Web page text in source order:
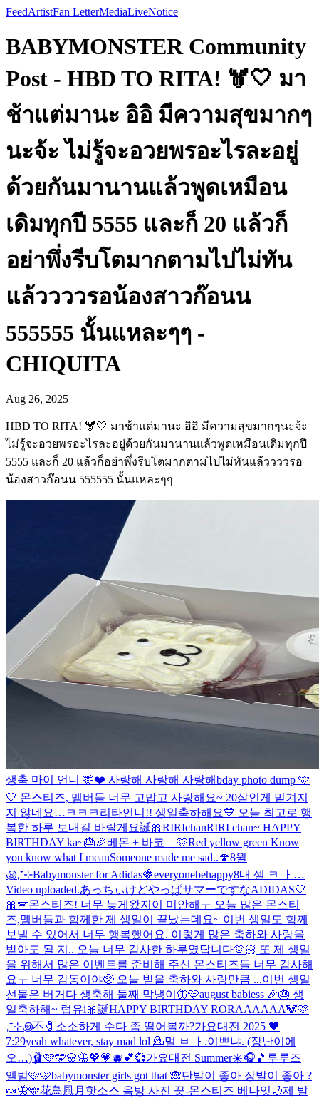
FeedArtistFan LetterMediaLiveNotice
BABYMONSTER Community
Post - HBD TO RITA! 🫎🤍 มา
ช้าแต่มานะ อิอิ มีความสุขมากๆ
นะจ้ะ ไม่รู้จะอวยพรอะไรละอยู่
ด้วยกันมานานแล้วพูดเหมือน
เดิมทุกปี 5555 และก็ 20 แล้วก็
อย่าพึ่งรีบโตมากตามไปไม่ทัน
แล้ววววรอน้องสาวก๊อนน
555555 นั้นแหละๆๆ -
CHIQUITA
Aug 26, 2025
HBD TO RITA! 🫎🤍 มาช้าแต่มานะ อิอิ มีความสุขมากๆนะจ้ะ
ไม่รู้จะอวยพรอะไรละอยู่ด้วยกันมานานแล้วพูดเหมือนเดิมทุกปี
5555 และก็ 20 แล้วก็อย่าพึ่งรีบโตมากตามไปไม่ทันแล้ววววรอ
น้องสาวก๊อนน 555555 นั้นแหละๆๆ
생축 마이 언니 🦌❤️ 사랑해 사랑해 사랑해bday photo dump 🩵
🤍 몬스티즈, 멤버들 너무 고맙고 사랑해요~ 20살인게 믿겨지
지 않네요…ㅋㅋㅋ 리타언니!! 생일축하해요💙 오늘 최고로 행
복한 하루 보내길 바랄게요誕🎀RIRIchanRIRI chan~ HAPPY
BIRTHDAY ka~🎂🎉베몬 + 바코 = 🩷Red yellow green Know
you know what I meanSomeone made me sad..🍄8월
꩜₊⁺⊹Babymonster for Adidas🍓everyonebehappy8내 셀 ㅋ ㅏ…
Video uploaded.あっちぃけどやっぱサマーですなADIDAS🤍
🎀🪽몬스티즈! 너무 늦게왔지이 미안해ㅜ 오늘 많은 몬스티
즈,멤버들과 함께한 제 생일이 끝났는데요~ 이번 생일도 함께
보낼 수 있어서 너무 행복했어요. 이렇게 많은 축하와 사랑을
받아도 될 지.. 오늘 너무 감사한 하루였답니다🫶🏻 또 제 생일
을 위해서 많은 이벤트를 준비해 주신 몬스티즈들 너무 감사해
요ㅜ 너무 감동이야🥺 오늘 받을 축하와 사랑만큼 ...이번 생일
선물은 버거다 생축해 둘째 막냉이🦋🩵august babiess 🎉🎂 생
일축하해~ 럽유i🎀誕HAPPY BIRTHDAY RORAAAAAA🐼🩷
₊⁺⊹꩜不🧷 소소하게 수다 좀 떨어볼까?가요대전 2025 🖤
7:29yeah whatever, stay mad lol 💁‍멀 ㅂ ㅏ.이쁘냐. (장난이에
오…)🩰🩷🩵🌸🦋💖💗🫐💕💞가요대전 Summer☀️🎧🎵 루루즈
앨범🩷🩷babymonster girls got that 🙈단발이 좋아 장발이 좋아 ?
🍬🦋🩵花鳥風月 핫소스 음방 사진 끗-몬스티즈 베나잇🌙제 발